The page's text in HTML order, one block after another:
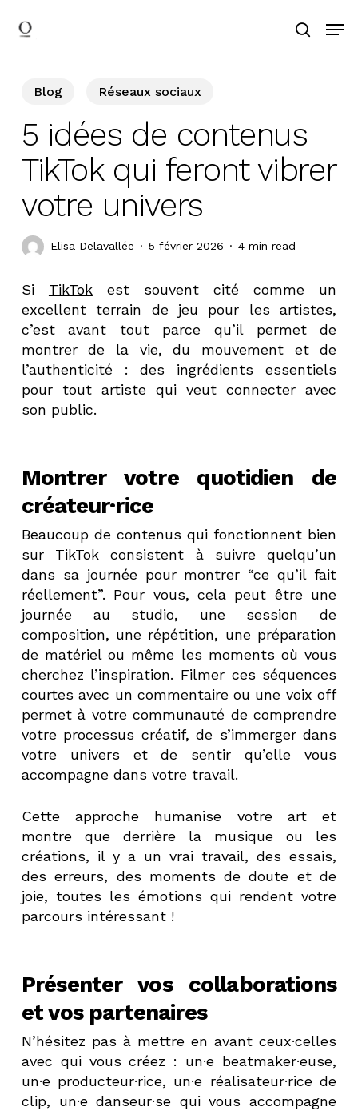
search
Blog Réseaux sociaux
5 idées de contenus
TikTok qui feront vibrer
votre univers
Elisa Delavallée 5 février 2026 4 min read
Si TikTokest souvent cité comme un
excellent terrain de jeu pour les artistes,
c’est avant tout parce qu’il permet de
montrer de la vie, du mouvement et de
l’authenticité : des ingrédients essentiels
pour tout artiste qui veut connecter avec
son public.
Montrer votre quotidien de
créateur·rice
Beaucoup de contenus qui fonctionnent bien
sur TikTok consistent à suivre quelqu’un
dans sa journée pour montrer “ce qu’il fait
réellement”. Pour vous, cela peut être une
journée au studio, une session de
composition, une répétition, une préparation
de matériel ou même les moments où vous
cherchez l’inspiration. Filmer ces séquences
courtes avec un commentaire ou une voix off
permet à votre communauté de comprendre
votre processus créatif, de s’immerger dans
votre univers et de sentir qu’elle vous
accompagne dans votre travail.
Cette approche humanise votre art et
montre que derrière la musique ou les
créations, il y a un vrai travail, des essais,
des erreurs, des moments de doute et de
joie, toutes les émotions qui rendent votre
parcours intéressant !
Présenter vos collaborations
et vos partenaires
N’hésitez pas à mettre en avant ceux·celles
avec qui vous créez : un·e beatmaker·euse,
un·e producteur·rice, un·e réalisateur·rice de
clip, un·e danseur·se qui vous accompagne